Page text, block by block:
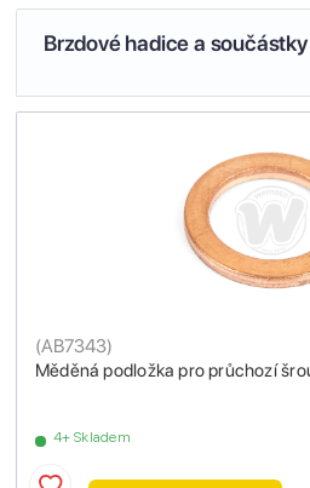
Brzdové hadice a
Měděná podložka pro průchozí
(AB7343)
4+ Skladem